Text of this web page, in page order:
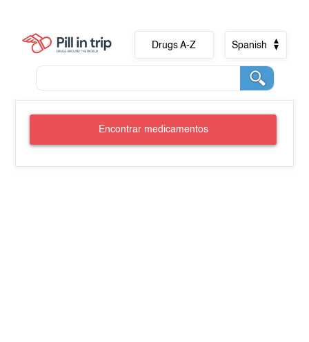
Drugs A-Z Spanish
Encontrar medicamentos